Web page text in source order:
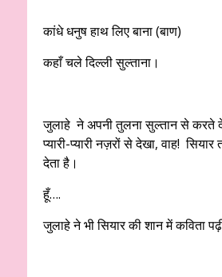
कांधे धनुष हाथ लिए बाना (बाण)
कहाँ चले दिल्ली सुल्ताना।
जुलाहे ने अपनी तुलना सुल्तान से करते
प्यारी-प्यारी नज़रों से देखा, वाह! सियार
देता है।
हूँ….
जुलाहे ने भी सियार की शान में कविता